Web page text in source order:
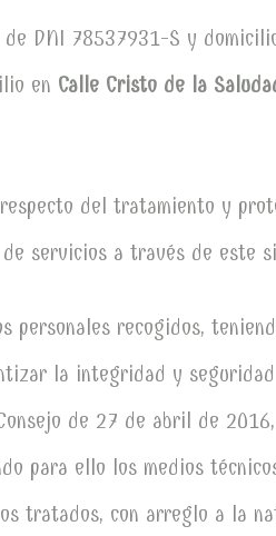
DNI 78537931-S y
en Calle Cristo de la
del tratamiento y
de servicios a través de este
recogidos,
la integridad y
de 27 de abril de
para ello los medios
tratados, con arreglo a la